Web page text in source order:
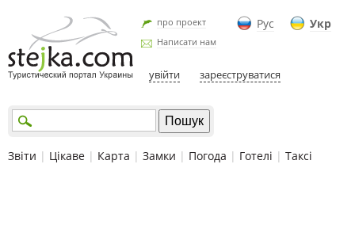
Рус Укр
про проект
Написати нам
увійти зареєструватися
Звіти | Цікаве | Карта | Замки | Погода | Готелі | Таксі